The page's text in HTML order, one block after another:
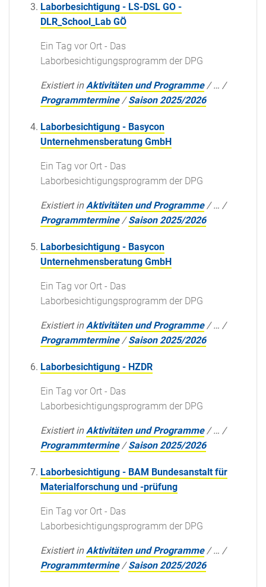
Laborbesichtigung - LS-DSL GO -
DLR_School_Lab GÖ
Ein Tag vor Ort - Das
Laborbesichtigungsprogramm der DPG
Existiert in Aktivitäten und Programme /… /
Programmtermine /Saison 2025/2026
Laborbesichtigung - Basycon
Unternehmensberatung GmbH
Ein Tag vor Ort - Das
Laborbesichtigungsprogramm der DPG
Existiert in Aktivitäten und Programme /… /
Programmtermine /Saison 2025/2026
Laborbesichtigung - Basycon
Unternehmensberatung GmbH
Ein Tag vor Ort - Das
Laborbesichtigungsprogramm der DPG
Existiert in Aktivitäten und Programme /… /
Programmtermine /Saison 2025/2026
Laborbesichtigung - HZDR
Ein Tag vor Ort - Das
Laborbesichtigungsprogramm der DPG
Existiert in Aktivitäten und Programme /… /
Programmtermine /Saison 2025/2026
Laborbesichtigung - BAM Bundesanstalt für
Materialforschung und -prüfung
Ein Tag vor Ort - Das
Laborbesichtigungsprogramm der DPG
Existiert in Aktivitäten und Programme /… /
Programmtermine /Saison 2025/2026